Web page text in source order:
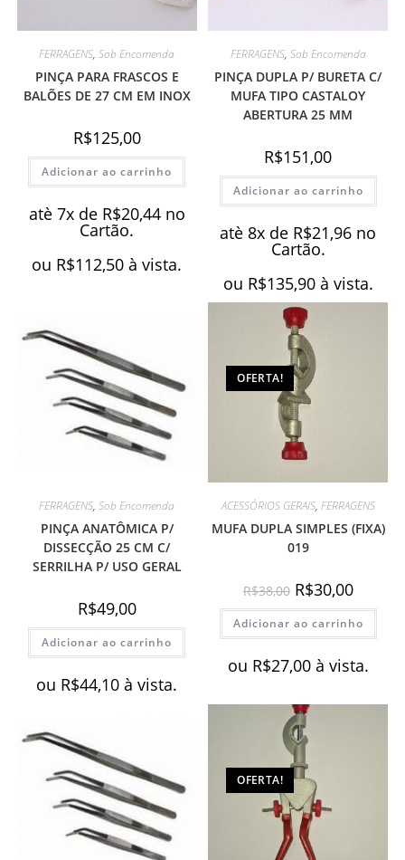
FERRAGENS,Sob Encomenda
PINÇA PARA FRASCOS E
BALÕES DE 27 CM EM INOX
R$125,00
Adicionar ao carrinho
atè 7x de R$20,44 no
Cartão.
ou R$112,50 à vista.
FERRAGENS, Sob Encomenda
PINÇA DUPLA P/ BURETA C/
MUFA TIPO CASTALOY
ABERTURA 25 MM
R$151,00
Adicionar ao carrinho
atè 8x de R$21,96 no
Cartão.
ou R$135,90 à vista.
FERRAGENS,Sob Encomenda
PINÇA ANATÔMICA P/
DISSECÇÃO 25 CM C/
SERRILHA P/ USO GERAL
R$49,00
Adicionar ao carrinho
ou R$44,10 à vista.
OFERTA!
ACESSÓRIOS GERAIS, FERRAGENS
MUFA DUPLA SIMPLES (FIXA)
019
R$38,00 O
preço
original
era:
R$38,00.
R$30,00O
preço
atual
é:
R$30,00.
Adicionar ao carrinho
ou R$27,00 à vista.
OFERTA!